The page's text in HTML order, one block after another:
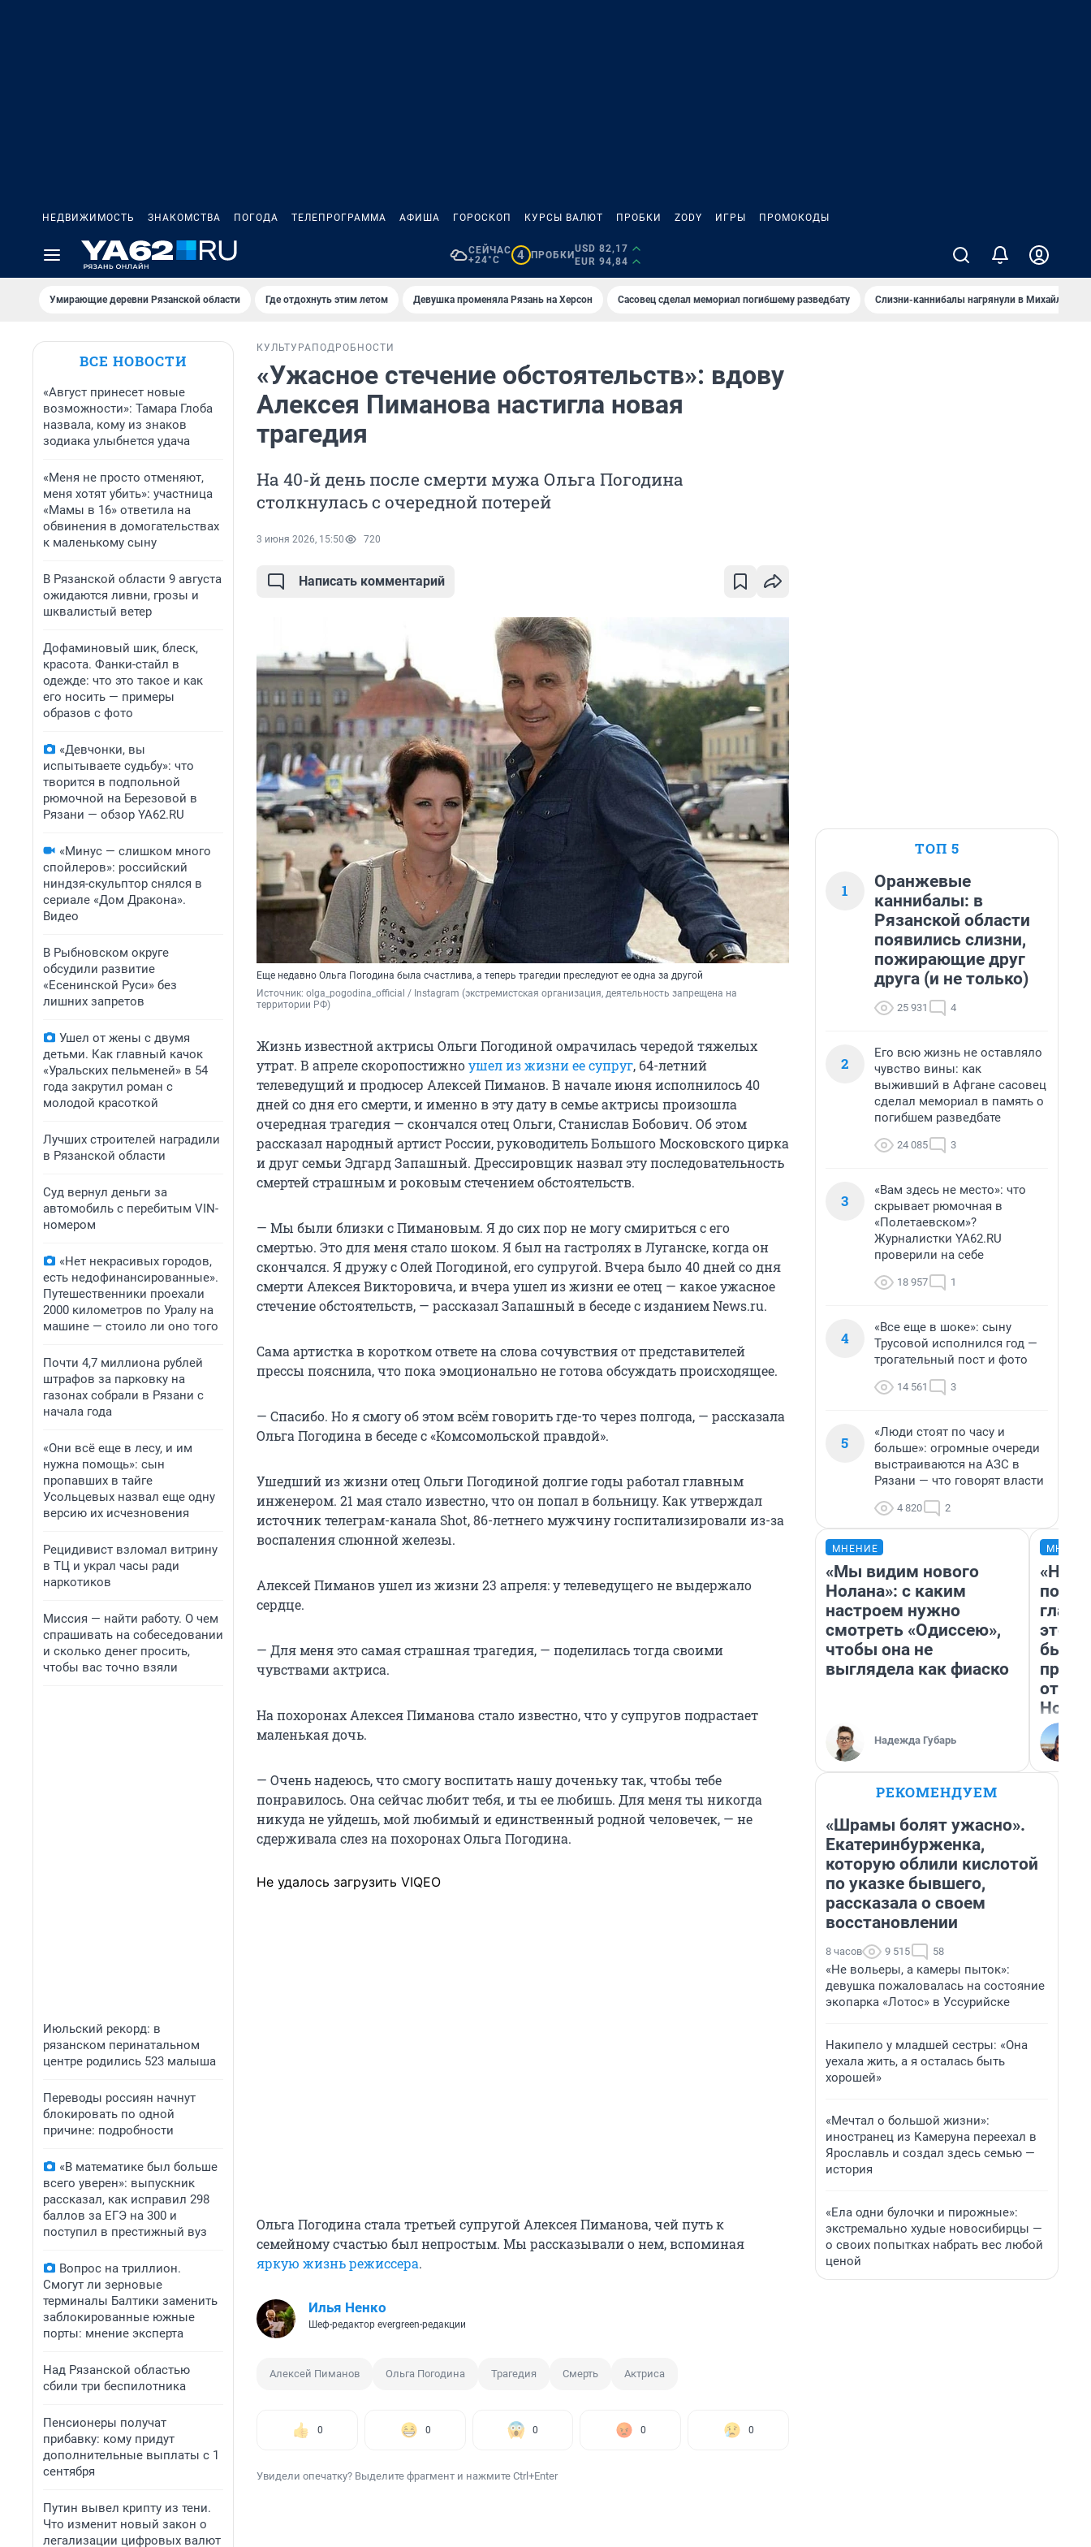
НЕДВИЖИМОСТЬ ЗНАКОМСТВА ПОГОДА ТЕЛЕПРОГРАММА АФИША ГОРОСКОП КУРСЫ ВАЛЮТ ПРОБКИ ZODY ИГРЫ ПРОМОКОДЫ
СЕЙЧАС
+24°C
4 ПРОБКИ
USD 82,17
EUR 94,84
Умирающие деревни Рязанской области Где отдохнуть этим летом Девушка променяла Рязань на Херсон Сасовец сделал мемориал погибшему разведбату Слизни-каннибалы нагрянули в Михайлов
ВСЕ НОВОСТИ
«Август принесет новые
возможности»: Тамара Глоба
назвала, кому из знаков
зодиака улыбнется удача
«Меня не просто отменяют,
меня хотят убить»: участница
«Мамы в 16» ответила на
обвинения в домогательствах
к маленькому сыну
В Рязанской области 9 августа
ожидаются ливни, грозы и
шквалистый ветер
Дофаминовый шик, блеск,
красота. Фанки-стайл в
одежде: что это такое и как
его носить — примеры
образов с фото
«Девчонки, вы
испытываете судьбу»: что
творится в подпольной
рюмочной на Березовой в
Рязани — обзор YA62.RU
«Минус — слишком много
спойлеров»: российский
ниндзя-скульптор снялся в
сериале «Дом Дракона».
Видео
В Рыбновском округе
обсудили развитие
«Есенинской Руси» без
лишних запретов
Ушел от жены с двумя
детьми. Как главный качок
«Уральских пельменей» в 54
года закрутил роман с
молодой красоткой
Лучших строителей наградили
в Рязанской области
Суд вернул деньги за
автомобиль с перебитым VIN-
номером
«Нет некрасивых городов,
есть недофинансированные».
Путешественники проехали
2000 километров по Уралу на
машине — стоило ли оно того
Почти 4,7 миллиона рублей
штрафов за парковку на
газонах собрали в Рязани с
начала года
«Они всё еще в лесу, и им
нужна помощь»: сын
пропавших в тайге
Усольцевых назвал еще одну
версию их исчезновения
Рецидивист взломал витрину
в ТЦ и украл часы ради
наркотиков
Миссия — найти работу. О чем
спрашивать на собеседовании
и сколько денег просить,
чтобы вас точно взяли
Июльский рекорд: в
рязанском перинатальном
центре родились 523 малыша
Переводы россиян начнут
блокировать по одной
причине: подробности
«В математике был больше
всего уверен»: выпускник
рассказал, как исправил 298
баллов за ЕГЭ на 300 и
поступил в престижный вуз
Вопрос на триллион.
Смогут ли зерновые
терминалы Балтики заменить
заблокированные южные
порты: мнение эксперта
Над Рязанской областью
сбили три беспилотника
Пенсионеры получат
прибавку: кому придут
дополнительные выплаты с 1
сентября
Путин вывел крипту из тени.
Что изменит новый закон о
легализации цифровых валют
КУЛЬТУРА ПОДРОБНОСТИ
«Ужасное стечение обстоятельств»: вдову
Алексея Пиманова настигла новая
трагедия
На 40-й день после смерти мужа Ольга Погодина
столкнулась с очередной потерей
3 июня 2026, 15:50 720
Написать комментарий
Еще недавно Ольга Погодина была счастлива, а теперь трагедии преследуют ее одна за другой
Источник: olga_pogodina_official / Instagram (экстремистская организация, деятельность запрещена на
территории РФ)
Жизнь известной актрисы Ольги Погодиной омрачилась чередой тяжелых
утрат. В апреле скоропостижноушел из жизни ее супруг, 64-летний
телеведущий и продюсер Алексей Пиманов. В начале июня исполнилось 40
дней со дня его смерти, и именно в эту дату в семье актрисы произошла
очередная трагедия — скончался отец Ольги, Станислав Бобович. Об этом
рассказал народный артист России, руководитель Большого Московского цирка
и друг семьи Эдгард Запашный. Дрессировщик назвал эту последовательность
смертей страшным и роковым стечением обстоятельств.
— Мы были близки с Пимановым. Я до сих пор не могу смириться с его
смертью. Это для меня стало шоком. Я был на гастролях в Луганске, когда он
скончался. Я дружу с Олей Погодиной, его супругой. Вчера было 40 дней со дня
смерти Алексея Викторовича, и вчера ушел из жизни ее отец — какое ужасное
стечение обстоятельств, — рассказал Запашный в беседе с изданием News.ru.
Сама артистка в коротком ответе на слова сочувствия от представителей
прессы пояснила, что пока эмоционально не готова обсуждать происходящее.
— Спасибо. Но я смогу об этом всём говорить где-то через полгода, — рассказала
Ольга Погодина в беседе с «Комсомольской правдой».
Ушедший из жизни отец Ольги Погодиной долгие годы работал главным
инженером. 21 мая стало известно, что он попал в больницу. Как утверждал
источник телеграм-канала Shot, 86-летнего мужчину госпитализировали из-за
воспаления слюнной железы.
Алексей Пиманов ушел из жизни 23 апреля: у телеведущего не выдержало
сердце.
— Для меня это самая страшная трагедия, — поделилась тогда своими
чувствами актриса.
На похоронах Алексея Пиманова стало известно, что у супругов подрастает
маленькая дочь.
— Очень надеюсь, что смогу воспитать нашу доченьку так, чтобы тебе
понравилось. Она сейчас любит тебя, и ты ее любишь. Для меня ты никогда
никуда не уйдешь, мой любимый и единственный родной человечек, — не
сдерживала слез на похоронах Ольга Погодина.
Не удалось загрузить VIQEO
Ольга Погодина стала третьей супругой Алексея Пиманова, чей путь к
семейному счастью был непростым. Мы рассказывали о нем, вспоминая
яркую жизнь режиссера.
Илья Ненко
Шеф-редактор evergreen-редакции
Алексей Пиманов Ольга Погодина Трагедия Смерть Актриса
0 0 0 0 0
Увидели опечатку? Выделите фрагмент и нажмите Ctrl+Enter
ТОП 5
1
Оранжевые
каннибалы: в
Рязанской области
появились слизни,
пожирающие друг
друга (и не только)
25 931 4
2
Его всю жизнь не оставляло
чувство вины: как
выживший в Афгане сасовец
сделал мемориал в память о
погибшем разведбате
24 085 3
3
«Вам здесь не место»: что
скрывает рюмочная в
«Полетаевском»?
Журналистки YA62.RU
проверили на себе
18 957 1
4
«Все еще в шоке»: сыну
Трусовой исполнился год —
трогательный пост и фото
14 561 3
5
«Люди стоят по часу и
больше»: огромные очереди
выстраиваются на АЗС в
Рязани — что говорят власти
4 820 2
МНЕНИЕ
«Мы видим нового
Нолана»: с каким
настроем нужно
смотреть «Одиссею»,
чтобы она не
выглядела как фиаско
Надежда Губарь
этого
бьет
РЕКОМЕНДУЕМ
«Шрамы болят ужасно».
Екатеринбурженка,
которую облили кислотой
по указке бывшего,
рассказала о своем
восстановлении
8 часов 9 515 58
«Не вольеры, а камеры пыток»:
девушка пожаловалась на состояние
экопарка «Лотос» в Уссурийске
Накипело у младшей сестры: «Она
уехала жить, а я осталась быть
хорошей»
«Мечтал о большой жизни»:
иностранец из Камеруна переехал в
Ярославль и создал здесь семью —
история
«Ела одни булочки и пирожные»:
экстремально худые новосибирцы —
о своих попытках набрать вес любой
ценой